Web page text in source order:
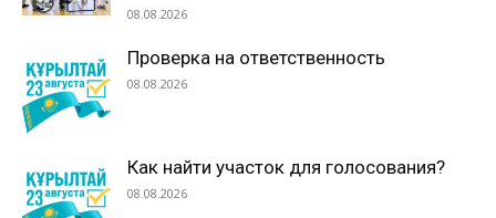
08.08.2026
Проверка на ответственность
08.08.2026
Как найти участок для голосования?
08.08.2026